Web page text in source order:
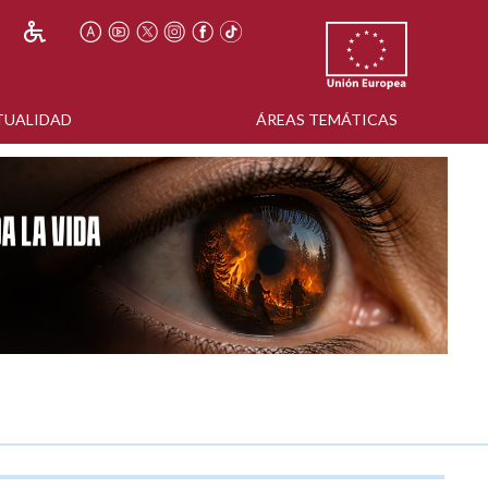
ÁREAS TEMÁTICAS